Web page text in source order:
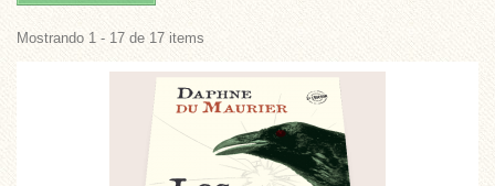
Mostrando 1 - 17 de 17 items